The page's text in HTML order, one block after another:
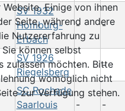
SV 1932
Homburg-
Erbach
- -
SV 1926
Riegelsberg
- -
SC Rochade
Saarlouis
- -
Einige von ihnen
Seite, während andere
Nutzererfahrung zu
können selbst
zulassen möchten. Bitte
womöglich nicht
zur Verfügung stehen.